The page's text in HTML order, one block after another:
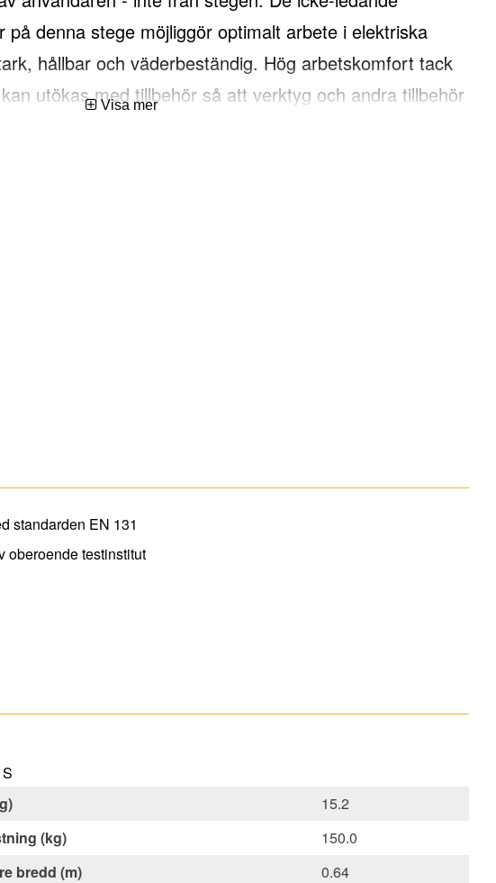
på denna stege möjliggör optimalt arbete i elektriska
hållbar och väderbeständig. Hög arbetskomfort tack
utökas med tillbehör så att verktyg och andra tillbehör
Visa mer
standarden EN 131
oberoende testinstitut
15.2
(kg)
150.0
bredd (m)
0.64